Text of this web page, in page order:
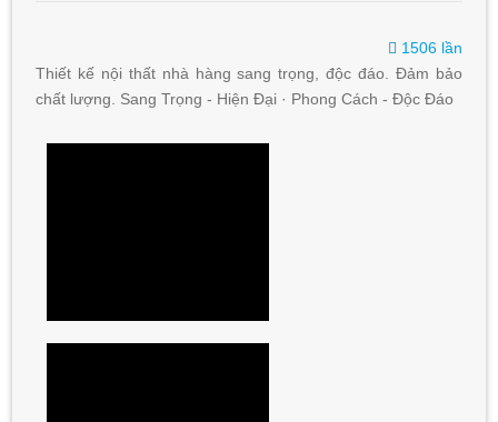
1506 lần
Thiết kế nội thất nhà hàng sang trọng, độc đáo. Đảm bảo
chất lượng. Sang Trọng - Hiện Đại · Phong Cách - Độc Đáo